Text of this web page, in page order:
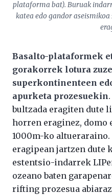
plataforma bat). Buruak
katea edo gandor
Basalto-plataformek
gorakorrek lotura
superkontinenteen
apurketa prozesuekin
bultzada eragiten dute
horren eraginez,
1000m-ko
eragipean jartzen dute
estentsio-indarrek
ozeano baten
rifting prozesua